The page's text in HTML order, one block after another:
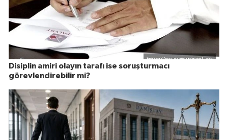
Disiplin amiri olayın tarafı ise soruşturmacı
görevlendirebilir mi?